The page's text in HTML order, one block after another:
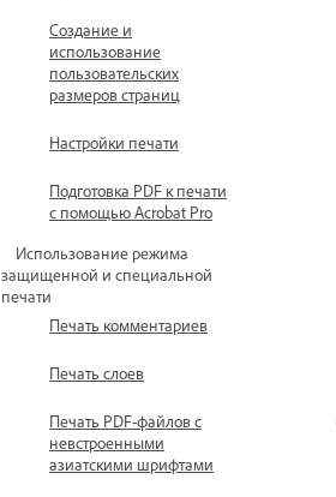
Создание и
использование
пользовательских
размеров страниц
Настройки печати
Подготовка PDF к печати
с помощью Acrobat Pro
Использование режима
защищенной и специальной
печати
Печать комментариев
Печать слоев
Печать PDF-файлов с
невстроенными
азиатскими шрифтами